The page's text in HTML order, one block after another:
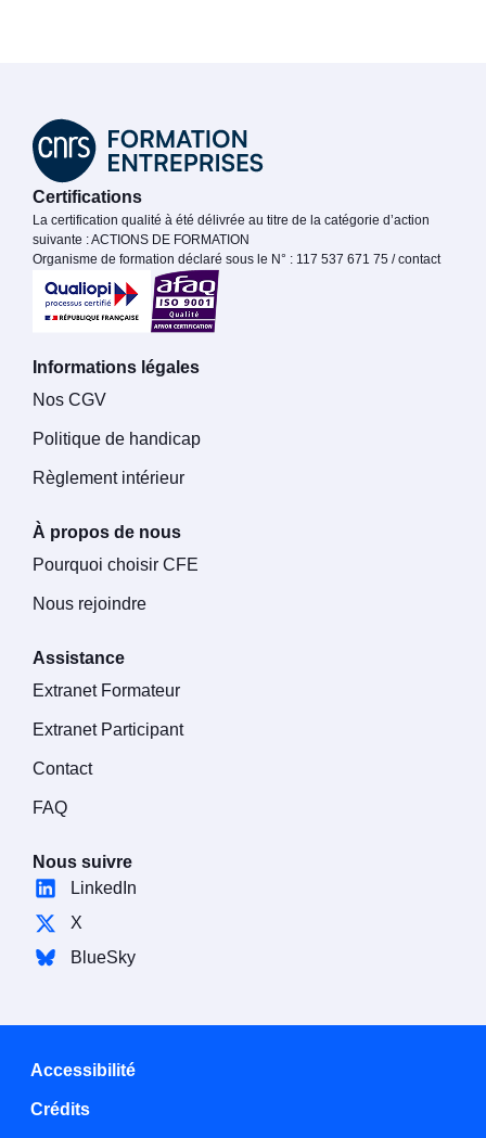
Certifications
La certification qualité à été délivrée au titre de la catégorie d’action
suivante : ACTIONS DE FORMATION
Organisme de formation déclaré sous le N° : 117 537 671 75 / contact
Informations légales
Nos CGV
Politique de handicap
Règlement intérieur
À propos de nous
Pourquoi choisir CFE
Nous rejoindre
Assistance
Extranet Formateur
Extranet Participant
Contact
FAQ
Nous suivre
LinkedIn
X
BlueSky
Accessibilité
Crédits